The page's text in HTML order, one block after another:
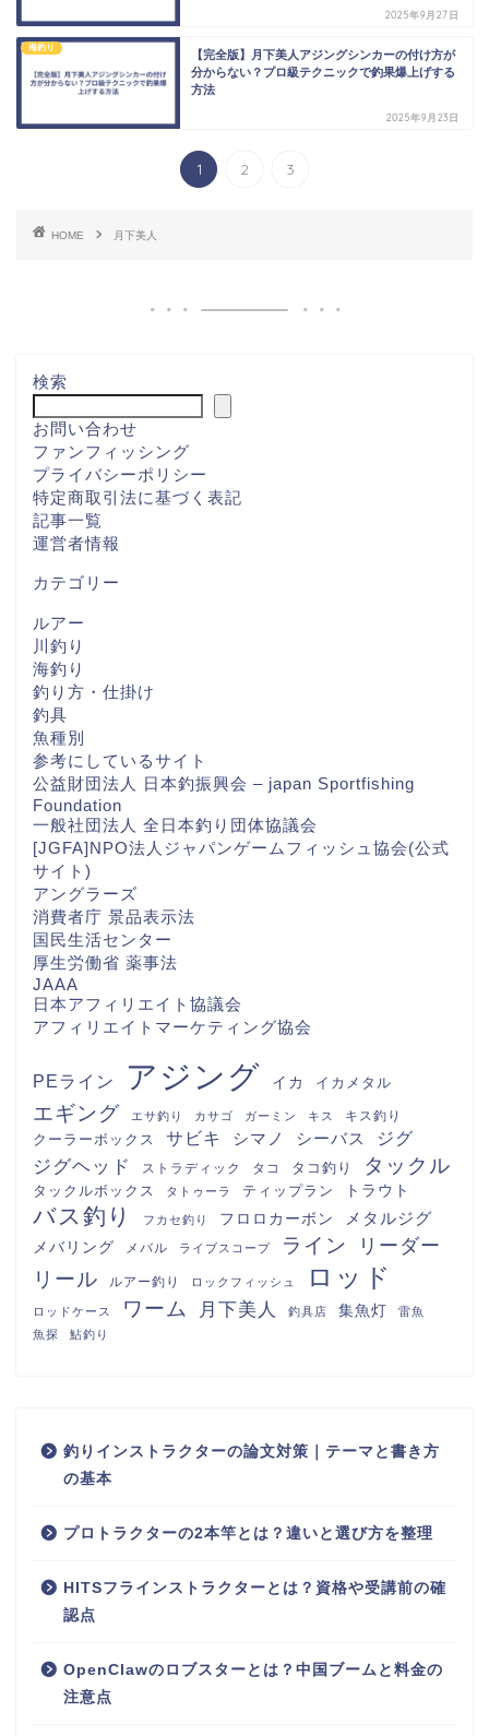
2025年9月27日
海釣り
【完全版】月下美人アジングシンカーの付け方が
分からない？プロ級テクニックで釣果爆上げする
方法
2025年9月23日
1 2 3
HOME 月下美人
検索
お問い合わせ
ファンフィッシング
プライバシーポリシー
特定商取引法に基づく表記
記事一覧
運営者情報
カテゴリー
ルアー
川釣り
海釣り
釣り方・仕掛け
釣具
魚種別
参考にしているサイト
公益財団法人 日本釣振興会 – japan Sportfishing
Foundation
一般社団法人 全日本釣り団体協議会
[JGFA]NPO法人ジャパンゲームフィッシュ協会(公式
サイト)
アングラーズ
消費者庁 景品表示法
国民生活センター
厚生労働省 薬事法
JAAA
日本アフィリエイト協議会
アフィリエイトマーケティング協会
PEライン アジング イカ イカメタル
エギング エサ釣り カサゴ ガーミン キス キス釣り
クーラーボックス サビキ シマノ シーバス ジグ
ジグヘッド ストラディック タコ タコ釣り タックル
タックルボックス タトゥーラ ティップラン トラウト
バス釣り フカセ釣り フロロカーボン メタルジグ
メバリング メバル ライブスコープ ライン リーダー
リール ルアー釣り ロックフィッシュ ロッド
ロッドケース ワーム 月下美人 釣具店 集魚灯
雷魚
魚探
鮎釣り
釣りインストラクターの論文対策｜テーマと書き方
の基本
プロトラクターの2本竿とは？違いと選び方を整理
HITSフラインストラクターとは？資格や受講前の確
認点
OpenClawのロブスターとは？中国ブームと料金の
注意点